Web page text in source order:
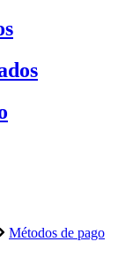
Métodos de pago